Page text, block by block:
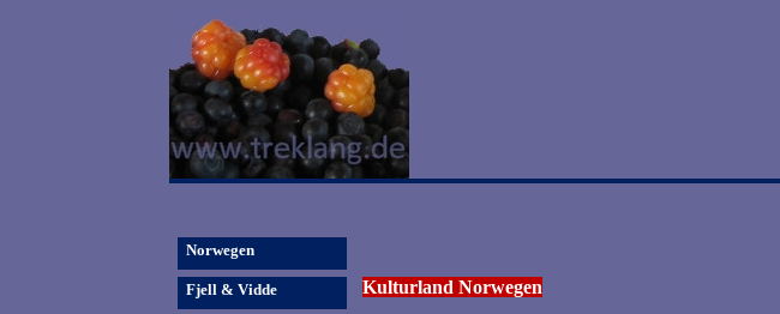
Norwegen
Fjell & Vidde Kulturland Norwegen